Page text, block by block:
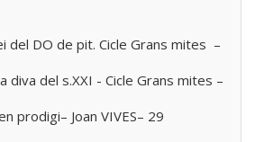
del DO de pit. Cicle Grans mites –
diva del s.XXI - Cicle Grans mites –
prodigi– Joan VIVES– 29